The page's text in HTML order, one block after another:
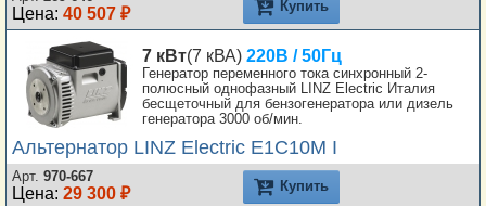
Цена: 40 507 ₽ Купить
7 кВт(7 кВА) 220В / 50Гц
Генератор переменного тока синхронный 2-
полюсный однофазный LINZ Electric Италия
бесщеточный для бензогенератора или дизель
генератора 3000 об/мин.
Альтернатор LINZ Electric E1C10M I
Арт. 970-667
Цена: 29 300 ₽ Купить